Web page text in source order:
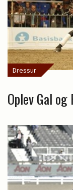
Dressur
Oplev Gal